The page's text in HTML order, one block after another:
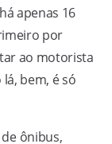
apenas 16
por
ao motorista
bem, é só
ônibus,